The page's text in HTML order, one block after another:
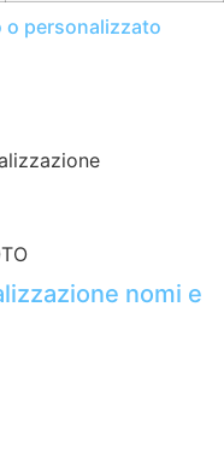
o personalizzato
nomi e